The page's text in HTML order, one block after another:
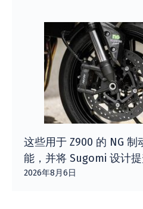
这些用于 Z900 的 NG 制
能，并将 Sugomi 设计
2026年8月6日